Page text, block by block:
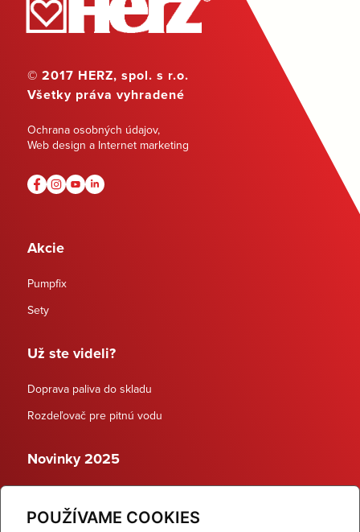
POUŽÍVAME COOKIES
© 2017 HERZ, spol. s r.o.
Všetky práva vyhradené
Ochrana osobných údajov,
Web design a Internet marketing
Akcie
Pumpfix
Sety
Už ste videli?
Doprava paliva do skladu
Rozdeľovač pre pitnú vodu
Novinky 2025
Dynamické termostatické ventily